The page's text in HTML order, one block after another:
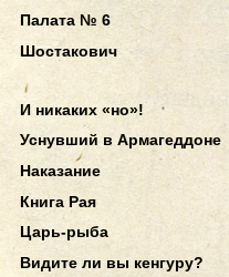
Палата № 6
Шостакович
И никаких «но»!
Уснувший в Армагеддоне
Наказание
Книга Рая
Царь-рыба
Видите ли вы кенгуру?